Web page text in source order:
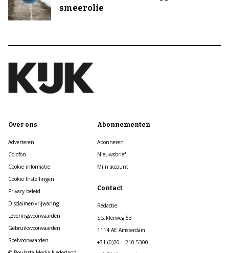
smeerolie
Over ons
Adverteren
Colofon
Cookie informatie
Cookie Instellingen
Privacy beleid
Disclaimer/vrijwaring
Leveringsvoorwaarden
Gebruiksvoorwaarden
Spelvoorwaarden
Abonnementen
Abonneren
Nieuwsbrief
Mijn account
Contact
Redactie
Spaklerweg 53
1114 AE Amsterdam
+31 (0)20 – 210 5300